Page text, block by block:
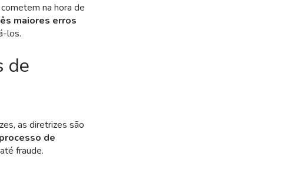
na hora de
maiores erros
los.
de
as diretrizes são
de
fraude.